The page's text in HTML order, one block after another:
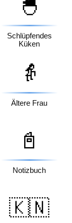
🐣
Schlüpfendes
Küken
👵
Ältere Frau
📓
Notizbuch
🇰🇳